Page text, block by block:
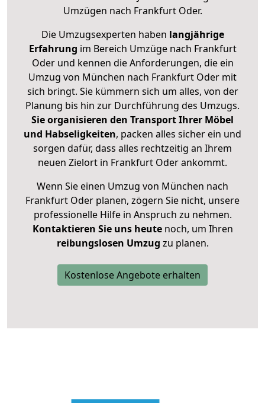
Umzügen nach Frankfurt Oder.
Die Umzugsexperten haben langjährige
Erfahrung im Bereich Umzüge nach Frankfurt
Oder und kennen die Anforderungen, die ein
Umzug von München nach Frankfurt Oder mit
sich bringt. Sie kümmern sich um alles, von der
Planung bis hin zur Durchführung des Umzugs.
Sie organisieren den Transport Ihrer Möbel
und Habseligkeiten, packen alles sicher ein und
sorgen dafür, dass alles rechtzeitig an Ihrem
neuen Zielort in Frankfurt Oder ankommt.
Wenn Sie einen Umzug von München nach
Frankfurt Oder planen, zögern Sie nicht, unsere
professionelle Hilfe in Anspruch zu nehmen.
Kontaktieren Sie uns heutenoch, um Ihren
reibungslosen Umzug zu planen.
Kostenlose Angebote erhalten